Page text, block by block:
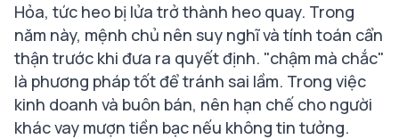
Hỏa, tức heo bị lửa trở thành heo quay. Trong
năm này, mệnh chủ nên suy nghĩ và tính toán cẩn
thận trước khi đưa ra quyết định. "chậm mà chắc"
là phương pháp tốt để tránh sai lầm. Trong việc
kinh doanh và buôn bán, nên hạn chế cho người
khác vay mượn tiền bạc nếu không tin tưởng.